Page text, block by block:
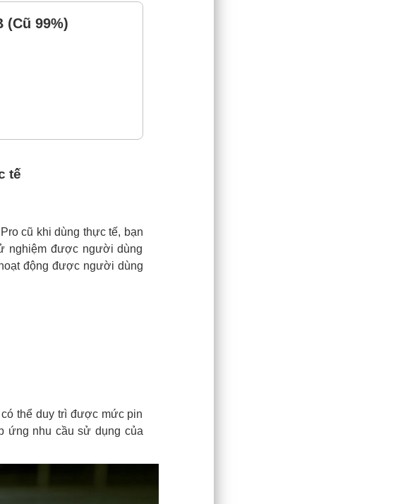
(Cũ 99%)
tế
cũ khi dùng thực tế, bạn
nghiệm được người dùng
động được người dùng
thể duy trì được mức pin
ứng nhu cầu sử dụng của